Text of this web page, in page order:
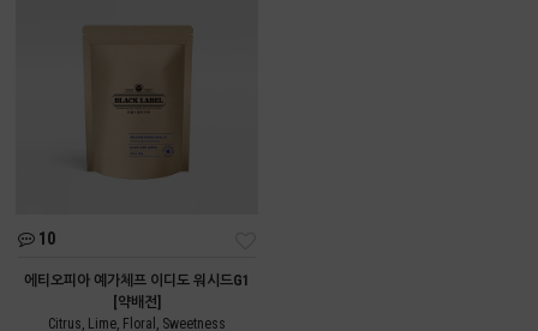
10
에티오피아 예가체프 이디도 워시드G1
[약배전]
Citrus, Lime, Floral, Sweetness